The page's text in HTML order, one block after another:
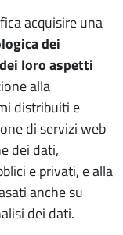
acquisire una
dei
loro aspetti
alla
distribuiti e
di servizi web
dei dati,
e privati, e alla
anche su
dei dati.